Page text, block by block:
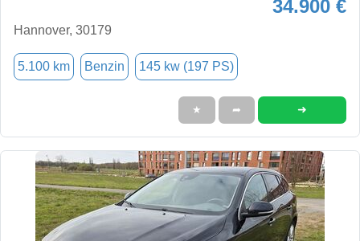
34.900 €
Hannover, 30179
5.100 km Benzin 145 kw (197 PS)
★ ➦ ➜